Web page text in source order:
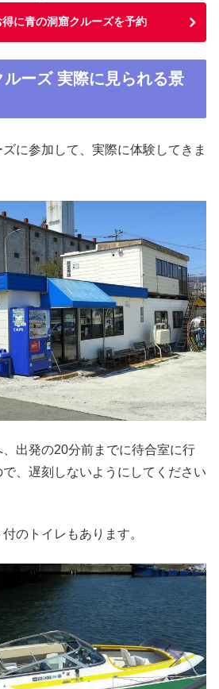
得に青の洞窟クルーズを予約
ーズ 実際に見られる景
に参加して、実際に体験してきま
出発の20分前までに待合室に行
、遅刻しないようにしてください
のトイレもあります。